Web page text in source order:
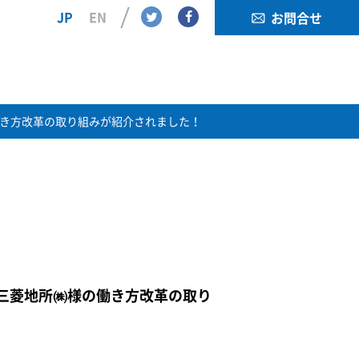
お問合せ
JP EN Twitter Facebook
改革の取り組みが紹介されました！
地所㈱様の働き方改革の取り